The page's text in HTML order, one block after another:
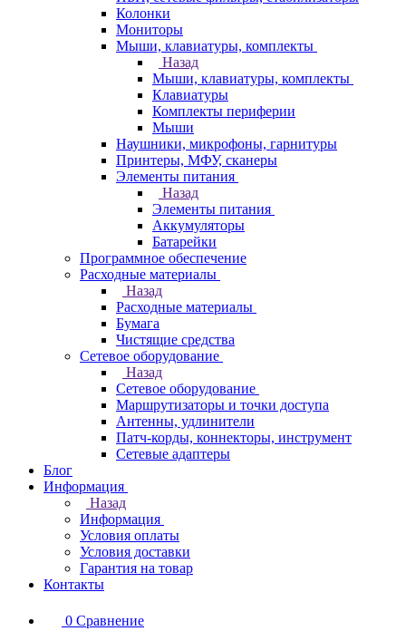
Колонки
Мониторы
Мыши, клавиатуры, комплекты
Назад
Мыши, клавиатуры, комплекты
Клавиатуры
Комплекты периферии
Мыши
Наушники, микрофоны, гарнитуры
Принтеры, МФУ, сканеры
Элементы питания
Назад
Элементы питания
Аккумуляторы
Батарейки
Программное обеспечение
Расходные материалы
Назад
Расходные материалы
Бумага
Чистящие средства
Сетевое оборудование
Назад
Сетевое оборудование
Маршрутизаторы и точки доступа
Антенны, удлинители
Патч-корды, коннекторы, инструмент
Сетевые адаптеры
Блог
Информация
Назад
Информация
Условия оплаты
Условия доставки
Гарантия на товар
Контакты
0 Сравнение